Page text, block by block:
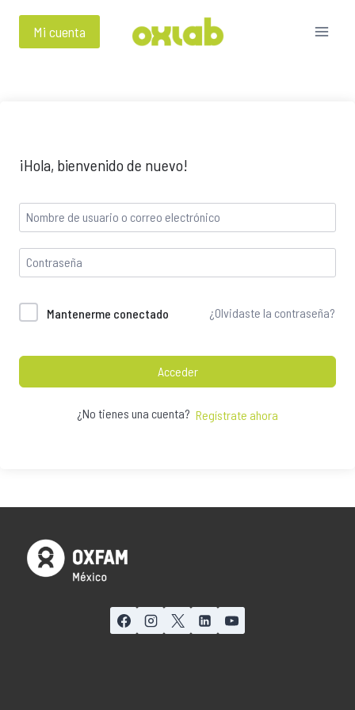
Mi cuenta
¡Hola, bienvenido de nuevo!
Mantenerme conectado ¿Olvidaste la contraseña?
Acceder
¿No tienes una cuenta? Regístrate ahora